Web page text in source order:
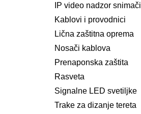
IP video nadzor snimači
Kablovi i provodnici
Lična zaštitna oprema
Nosači kablova
Prenaponska zaštita
Rasveta
Signalne LED svetiljke
Trake za dizanje tereta